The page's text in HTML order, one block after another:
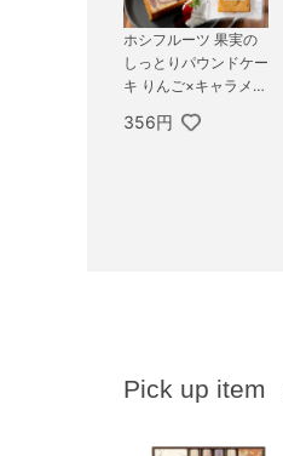
ホシフルーツ 果実の
しっとりパウンドケー
キ りんご×キャラメル
356円
Pick up item